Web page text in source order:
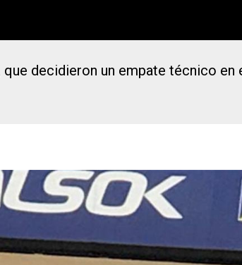
decidieron un empate técnico en